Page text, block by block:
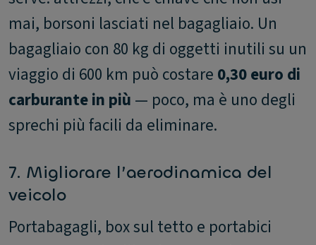
mai, borsoni lasciati nel bagagliaio. Un
bagagliaio con 80 kg di oggetti inutili su un
viaggio di 600 km può costare 0,30 euro di
carburante in più — poco, ma è uno degli
sprechi più facili da eliminare.
7. Migliorare l’aerodinamica del
veicolo
Portabagagli, box sul tetto e portabici